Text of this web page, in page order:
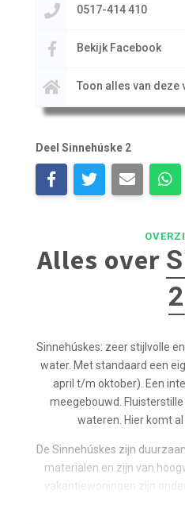
0517-414 410
Bekijk Facebook
Toon alles van deze
Deel Sinnehúske 2
Alles over
2
Sinnehúskes: zeer stijlvolle
water. Met standaard een
april t/m oktober). Een
meegebouwd.
wateren. Hier komt
De Sinnehúskes zijn
materialen en zijn van
vakantiewoningen zijn